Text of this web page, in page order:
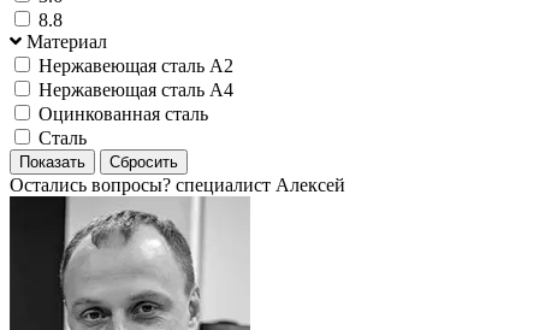
8.8
Материал
Нержавеющая сталь А2
Нержавеющая сталь А4
Оцинкованная сталь
Сталь
Остались вопросы? специалист Алексей